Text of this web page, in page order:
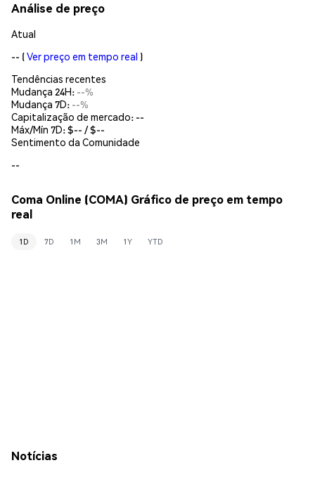
Análise de preço
Atual
-- (Ver preço em tempo real )
Tendências recentes
Mudança 24H: --%
Mudança 7D: --%
Capitalização de mercado: --
Máx/Mín 7D: $-- / $--
Sentimento da Comunidade
--
Coma Online (COMA) Gráfico de preço em tempo
real
1D 7D 1M 3M 1Y YTD
Notícias